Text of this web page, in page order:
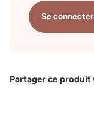
Se connecter
Partager ce produit